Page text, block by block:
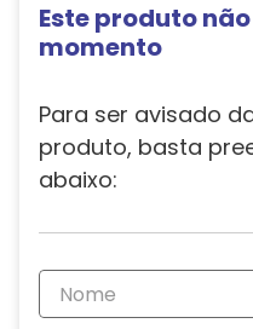
Este produto
momento
Para ser avisado
produto, basta
abaixo: